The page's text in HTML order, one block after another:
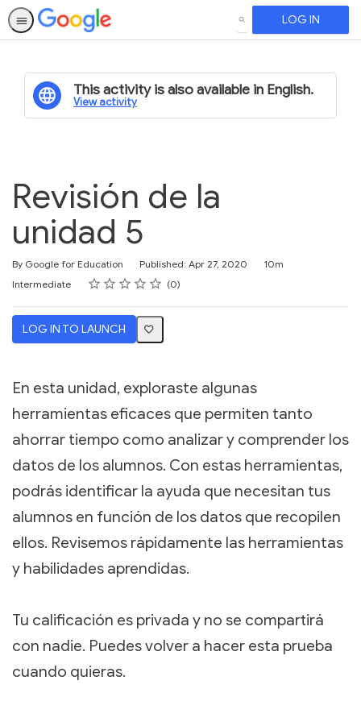
SEARCH LOG IN
This activity is also available in English.
View activity
Revisión de la
unidad 5
By Google for Education Published: Apr 27, 2020
Duration
10m
Difficulty
Intermediate Rating
1 star
2 stars
3 stars
4 stars
5 stars
Average rating: 0 0
No reviews
LOG IN TO LAUNCH
En esta unidad, exploraste algunas
herramientas eficaces que permiten tanto
ahorrar tiempo como analizar y comprender los
datos de los alumnos. Con estas herramientas,
podrás identificar la ayuda que necesitan tus
alumnos en función de los datos que recopilen
ellos. Revisemos rápidamente las herramientas
y habilidades aprendidas.
Tu calificación es privada y no se compartirá
con nadie. Puedes volver a hacer esta prueba
cuando quieras.